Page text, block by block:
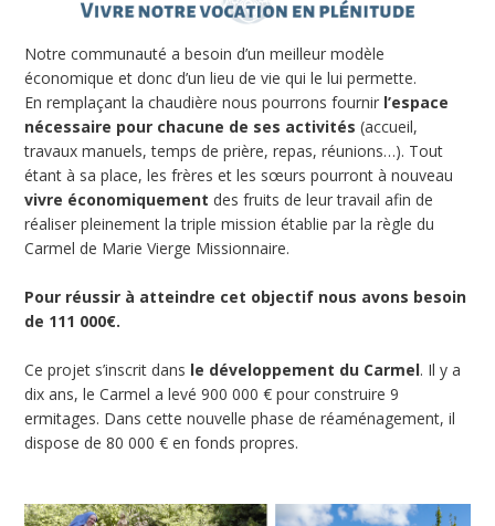
Notre communauté a besoin d’un meilleur modèle
économique et donc d’un lieu de vie qui le lui permette.
En remplaçant la chaudière nous pourrons fournir l’espace
nécessaire pour chacune de ses activités (accueil,
travaux manuels, temps de prière, repas, réunions…). Tout
étant à sa place, les frères et les sœurs pourront à nouveau
vivre économiquement des fruits de leur travail afin de
réaliser pleinement la triple mission établie par la règle du
Carmel de Marie Vierge Missionnaire.
Pour réussir à atteindre cet objectif nous avons besoin
de 111 000€.
Ce projet s’inscrit dans le développement du Carmel. Il y a
dix ans, le Carmel a levé 900 000 € pour construire 9
ermitages. Dans cette nouvelle phase de réaménagement, il
dispose de 80 000 € en fonds propres.